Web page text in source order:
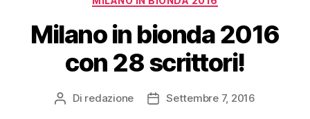
Milano in bionda 2016
con 28 scrittori!
Autore
Di redazione
DataSettembre 7, 2016